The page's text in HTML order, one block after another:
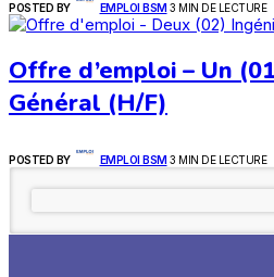
POSTED BY EMPLOI BSM 3 MIN DE LECTURE
Offre d’emploi – Un
Général (H/F)
POSTED BY EMPLOI BSM 3 MIN DE LECTURE